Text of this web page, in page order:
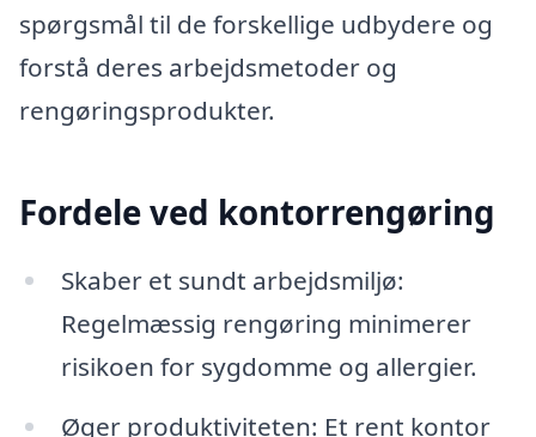
spørgsmål til de forskellige udbydere og
forstå deres arbejdsmetoder og
rengøringsprodukter.
Fordele ved kontorrengøring
Skaber et sundt arbejdsmiljø:
Regelmæssig rengøring minimerer
risikoen for sygdomme og allergier.
Øger produktiviteten: Et rent kontor